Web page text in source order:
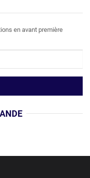
en avant première